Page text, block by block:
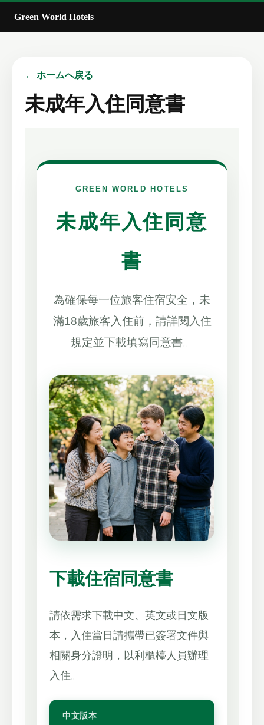
Green World Hotels
← ホームへ戻る
未成年入住同意書
GREEN WORLD HOTELS
未成年入住同意
書
為確保每一位旅客住宿安全，未
滿18歲旅客入住前，請詳閱入住
規定並下載填寫同意書。
下載住宿同意書
請依需求下載中文、英文或日文版
本，入住當日請攜帶已簽署文件與
相關身分證明，以利櫃檯人員辦理
入住。
中文版本